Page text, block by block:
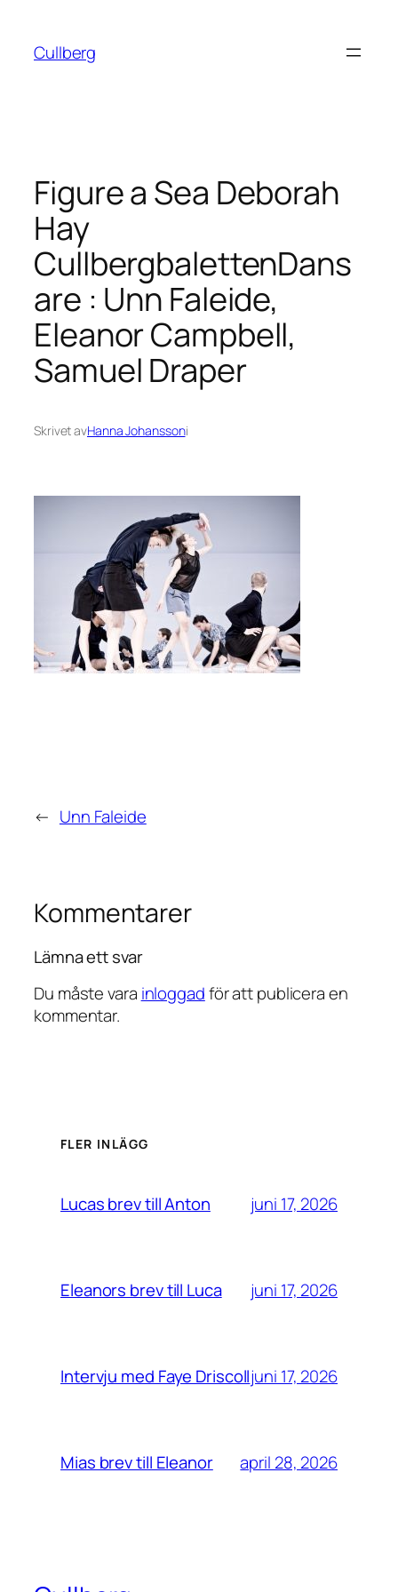
innehåll
Cullberg
Figure a Sea Deborah
Hay
CullbergbalettenDans
are : Unn Faleide,
Eleanor Campbell,
Samuel Draper
Skrivet avHanna Johanssoni
← Unn Faleide
Kommentarer
Lämna ett svar
Du måste vara inloggadför att publicera en
kommentar.
FLER INLÄGG
Lucas brev till Anton juni 17, 2026
Eleanors brev till Luca juni 17, 2026
Intervju med Faye Driscolljuni 17, 2026
Mias brev till Eleanor april 28, 2026